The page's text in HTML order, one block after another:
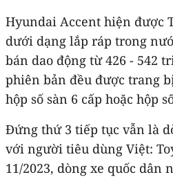
Hyundai Accent hiện được
dưới dạng lắp ráp trong
bán dao động từ 426 - 542
phiên bản đều được trang
hộp số sàn 6 cấp hoặc hộp
Đứng thứ 3 tiếp tục vẫn là
với người tiêu dùng Việt:
11/2023, dòng xe quốc dân